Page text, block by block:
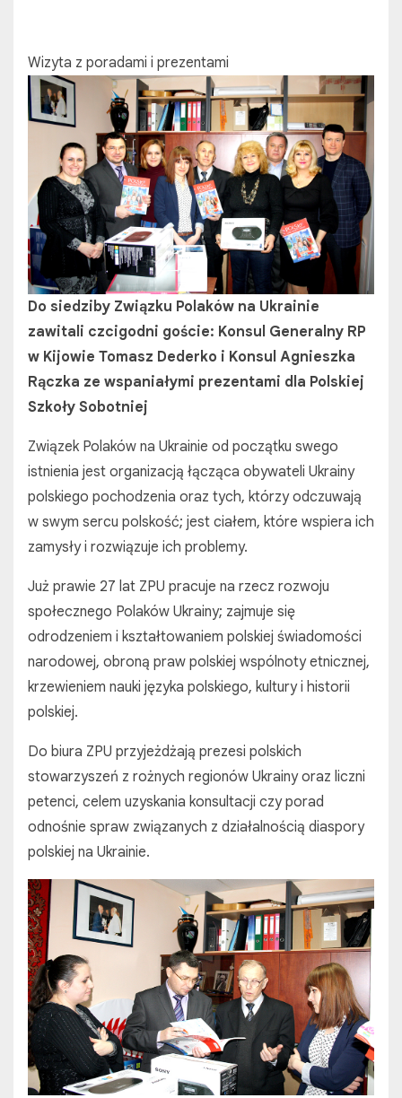
Wizyta z poradami i prezentami
Do siedziby Związku Polaków na Ukrainie
zawitali czcigodni goście: Konsul Generalny RP
w Kijowie Tomasz Dederko i Konsul Agnieszka
Rączka ze wspaniałymi prezentami dla Polskiej
Szkoły Sobotniej
Związek Polaków na Ukrainie od początku swego
istnienia jest organizacją łącząca obywateli Ukrainy
polskiego pochodzenia oraz tych, którzy odczuwają
w swym sercu polskość; jest ciałem, które wspiera ich
zamysły i rozwiązuje ich problemy.
Już prawie 27 lat ZPU pracuje na rzecz rozwoju
społecznego Polaków Ukrainy; zajmuje się
odrodzeniem i kształtowaniem polskiej świadomości
narodowej, obroną praw polskiej wspólnoty etnicznej,
krzewieniem nauki języka polskiego, kultury i historii
polskiej.
Do biura ZPU przyjeżdżają prezesi polskich
stowarzyszeń z rożnych regionów Ukrainy oraz liczni
petenci, celem uzyskania konsultacji czy porad
odnośnie spraw związanych z działalnością diaspory
polskiej na Ukrainie.